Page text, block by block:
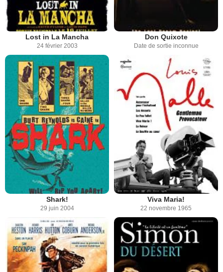
Lost in La Mancha
24 février 2003
Don Quixote
Date de sortie inconnue
Shark!
29 juin 2004
Viva Maria!
22 novembre 1965